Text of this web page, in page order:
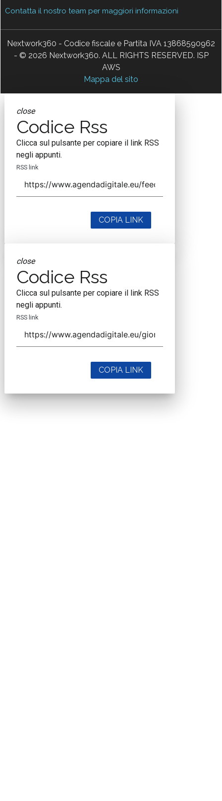
Contatta il nostro team per maggiori informazioni
Nextwork360 - Codice fiscale e Partita IVA 13868590962
- © 2026 Nextwork360. ALL RIGHTS RESERVED. ISP
AWS
Mappa del sito
close
Codice Rss
Clicca sul pulsante per copiare il link RSS
negli appunti.
RSS link
COPIA LINK
close
Codice Rss
Clicca sul pulsante per copiare il link RSS
negli appunti.
RSS link
COPIA LINK